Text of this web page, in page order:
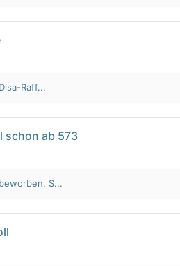
Raff...
schon ab 573
S...